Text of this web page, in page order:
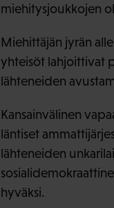
miehitysjoukkojen
Miehittäjän jyrän
yhteisöt lahjoittivat
lähteneiden
Kansainvälinen
läntiset
lähteneiden
hyväksi.